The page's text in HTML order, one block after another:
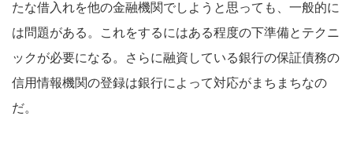
たな借入れを他の金融機関でしようと思っても、一般的に
は問題がある。これをするにはある程度の下準備とテクニ
ックが必要になる。さらに融資している銀行の保証債務の
信用情報機関の登録は銀行によって対応がまちまちなの
だ。